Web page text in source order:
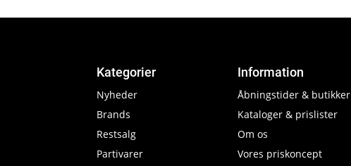
Kategorier
Nyheder
Brands
Restsalg
Partivarer
Information
Åbningstider & butikker
Kataloger & prislister
Om os
Vores priskoncept